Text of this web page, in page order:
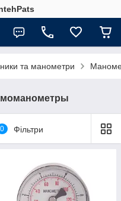
та манометри
0 Фільтри